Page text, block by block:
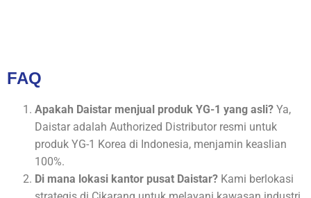
FAQ
Apakah Daistar menjual produk YG-1 yang asli? Ya,
Daistar adalah Authorized Distributor resmi untuk
produk YG-1 Korea di Indonesia, menjamin keaslian
100%.
Di mana lokasi kantor pusat Daistar? Kami berlokasi